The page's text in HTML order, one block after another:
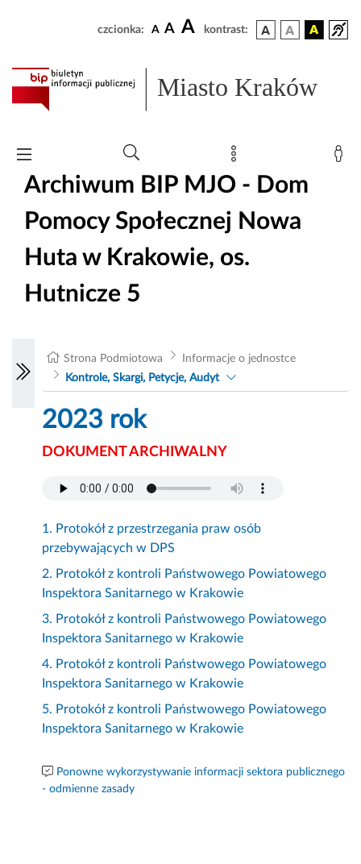
czcionka: A A A kontrast:
Miasto Kraków
Archiwum BIP MJO - Dom
Pomocy Społecznej Nowa
Huta w Krakowie, os.
Hutnicze 5
Strona Podmiotowa
Informacje o jednostce
Kontrole, Skargi, Petycje, Audyt
2023 rok
DOKUMENT ARCHIWALNY
1. Protokół z przestrzegania praw osób
przebywających w DPS
2. Protokół z kontroli Państwowego Powiatowego
Inspektora Sanitarnego w Krakowie
3. Protokół z kontroli Państwowego Powiatowego
Inspektora Sanitarnego w Krakowie
4. Protokół z kontroli Państwowego Powiatowego
Inspektora Sanitarnego w Krakowie
5. Protokół z kontroli Państwowego Powiatowego
Inspektora Sanitarnego w Krakowie
Ponowne wykorzystywanie informacji sektora publicznego
- odmienne zasady